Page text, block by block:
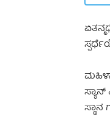
ಸ್ಥಾನ